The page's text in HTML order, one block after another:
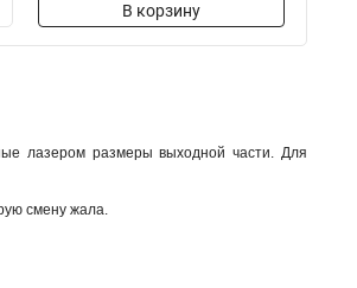
В корзину
лазером размеры выходной части. Для
смену жала.